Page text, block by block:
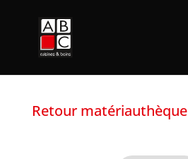
Retour matériauthèque